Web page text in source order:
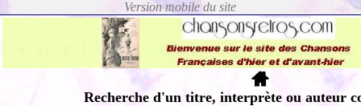
Recherche d'un titre, interprète ou auteur